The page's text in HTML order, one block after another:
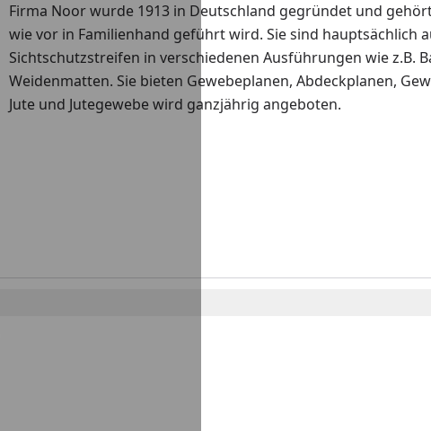
Firma Noor wurde 1913 in Deutschland gegründet und
wie vor in Familienhand geführt wird. Sie sind hauptsächlich
Sichtschutzstreifen in verschiedenen Ausführungen wie z.B.
Weidenmatten. Sie bieten Gewebeplanen, Abdeckplanen,
Jute und Jutegewebe wird ganzjährig angeboten.